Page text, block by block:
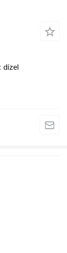
dízel